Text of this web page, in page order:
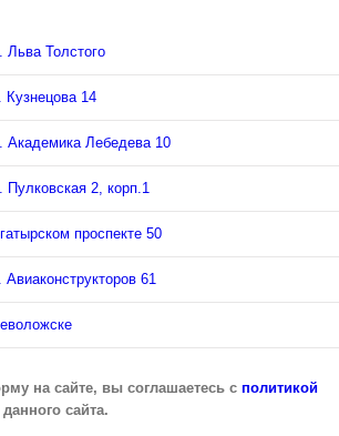
Толстого
14
Академика Лебедева 10
2, корп.1
проспекте 50
61
на сайте, вы соглашаетесь с политикой
данного сайта.